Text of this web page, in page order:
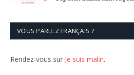
VOUS PARLEZ FRANÇAIS ?
Rendez-vous sur Je suis malin.